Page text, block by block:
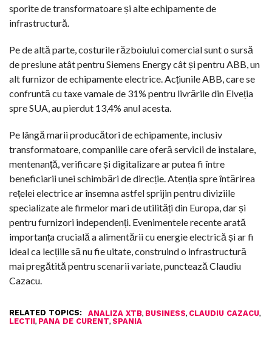
sporite de transformatoare și alte echipamente de
infrastructură.
Pe de altă parte, costurile războiului comercial sunt o sursă
de presiune atât pentru Siemens Energy cât și pentru ABB, un
alt furnizor de echipamente electrice. Acțiunile ABB, care se
confruntă cu taxe vamale de 31% pentru livrările din Elveția
spre SUA, au pierdut 13,4% anul acesta.
Pe lângă marii producători de echipamente, inclusiv
transformatoare, companiile care oferă servicii de instalare,
mentenanță, verificare și digitalizare ar putea fi între
beneficiarii unei schimbări de direcție. Atenția spre întărirea
rețelei electrice ar însemna astfel sprijin pentru diviziile
specializate ale firmelor mari de utilități din Europa, dar și
pentru furnizori independenți. Evenimentele recente arată
importanța crucială a alimentării cu energie electrică și ar fi
ideal ca lecțiile să nu fie uitate, construind o infrastructură
mai pregătită pentru scenarii variate, punctează Claudiu
Cazacu.
RELATED TOPICS: ANALIZA XTB, BUSINESS, CLAUDIU CAZACU,
LECTII, PANA DE CURENT, SPANIA